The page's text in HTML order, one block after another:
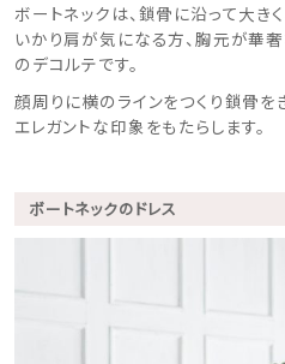
ボートネックは、鎖骨に沿って大き
いかり肩が気になる方、胸元が華
のデコルテです。
顔周りに横のラインをつくり鎖骨を
エレガントな印象をもたらします。
ボートネックのドレス